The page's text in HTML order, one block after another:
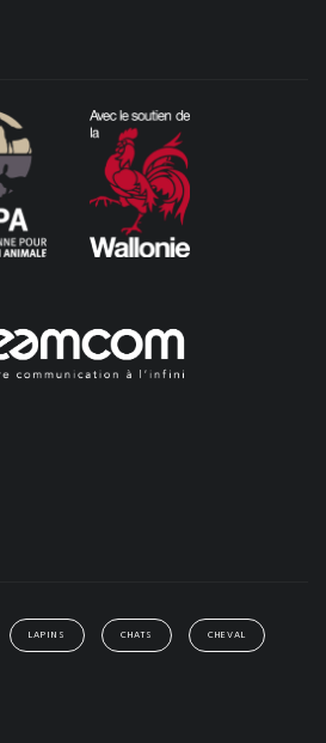
LAPINS CHATS CHEVAL